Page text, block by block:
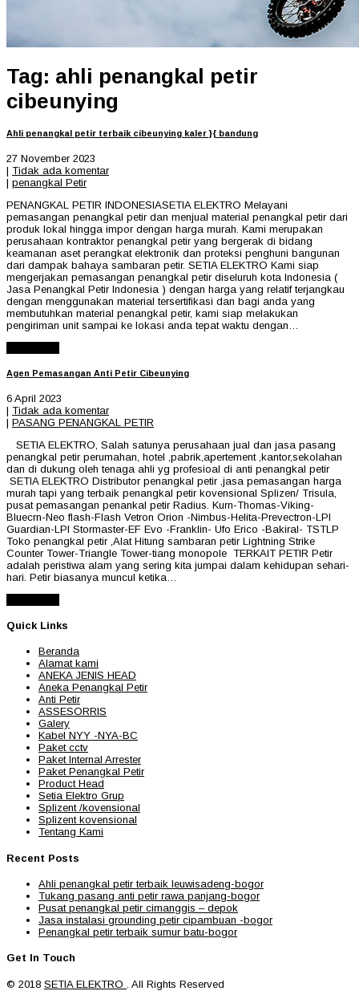
Tag: ahli penangkal petir
cibeunying
Ahli penangkal petir terbaik cibeunying kaler }{ bandung
27 November 2023
| Tidak ada komentar
| penangkal Petir
PENANGKAL PETIR INDONESIASETIA ELEKTRO Melayani
pemasangan penangkal petir dan menjual material penangkal petir dari
produk lokal hingga impor dengan harga murah. Kami merupakan
perusahaan kontraktor penangkal petir yang bergerak di bidang
keamanan aset perangkat elektronik dan proteksi penghuni bangunan
dari dampak bahaya sambaran petir. SETIA ELEKTRO Kami siap
mengerjakan pemasangan penangkal petir diseluruh kota Indonesia (
Jasa Penangkal Petir Indonesia ) dengan harga yang relatif terjangkau
dengan menggunakan material tersertifikasi dan bagi anda yang
membutuhkan material penangkal petir, kami siap melakukan
pengiriman unit sampai ke lokasi anda tepat waktu dengan…
Agen Pemasangan Anti Petir Cibeunying
6 April 2023
| Tidak ada komentar
| PASANG PENANGKAL PETIR
SETIA ELEKTRO, Salah satunya perusahaan jual dan jasa pasang
penangkal petir perumahan, hotel ,pabrik,apertement ,kantor,sekolahan
dan di dukung oleh tenaga ahli yg profesioal di anti penangkal petir
SETIA ELEKTRO Distributor penangkal petir ,jasa pemasangan harga
murah tapi yang terbaik penangkal petir kovensional Splizen/ Trisula,
pusat pemasangan penankal petir Radius. Kurn-Thomas-Viking-
Bluecrn-Neo flash-Flash Vetron Orion -Nimbus-Helita-Prevectron-LPI
Guardian-LPI Stormaster-EF Evo -Franklin- Ufo Erico -Bakiral- TSTLP
Toko penangkal petir ,Alat Hitung sambaran petir Lightning Strike
Counter Tower-Triangle Tower-tiang monopole TERKAIT PETIR Petir
adalah peristiwa alam yang sering kita jumpai dalam kehidupan sehari-
hari. Petir biasanya muncul ketika…
Quick Links
Beranda
Alamat kami
ANEKA JENIS HEAD
Aneka Penangkal Petir
Anti Petir
ASSESORRIS
Galery
Kabel NYY -NYA-BC
Paket cctv
Paket Internal Arrester
Paket Penangkal Petir
Product Head
Setia Elektro Grup
Splizent /kovensional
Splizent kovensional
Tentang Kami
Recent Posts
Ahli penangkal petir terbaik leuwisadeng-bogor
Tukang pasang anti petir rawa panjang-bogor
Pusat penangkal petir cimanggis – depok
Jasa instalasi grounding petir cipambuan -bogor
Penangkal petir terbaik sumur batu-bogor
Get In Touch
© 2018 SETIA ELEKTRO . All Rights Reserved